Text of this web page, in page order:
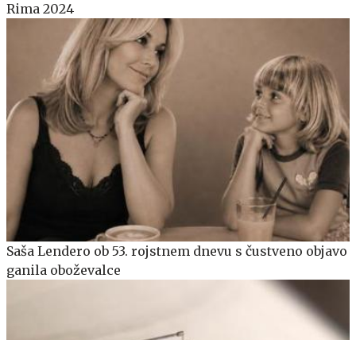
Rima 2024
Saša Lendero ob 53. rojstnem dnevu s čustveno objavo
ganila oboževalce